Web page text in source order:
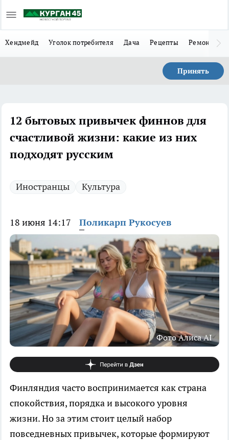
Хендмейд Уголок потребителя Дача Рецепты Ремонт
Принять
12 бытовых привычек финнов для
счастливой жизни: какие из них
подходят русским
Иностранцы Культура
18 июня 14:17 Поликарп Рукосуев
Фото Алиса AI
Финляндия часто воспринимается как страна
спокойствия, порядка и высокого уровня
жизни. Но за этим стоит целый набор
повседневных привычек, которые формируют